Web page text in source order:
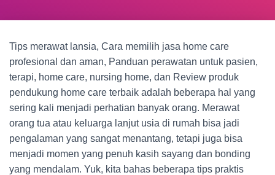
Tips merawat lansia, Cara memilih jasa home care
profesional dan aman, Panduan perawatan untuk pasien,
terapi, home care, nursing home, dan Review produk
pendukung home care terbaik adalah beberapa hal yang
sering kali menjadi perhatian banyak orang. Merawat
orang tua atau keluarga lanjut usia di rumah bisa jadi
pengalaman yang sangat menantang, tetapi juga bisa
menjadi momen yang penuh kasih sayang dan bonding
yang mendalam. Yuk, kita bahas beberapa tips praktis